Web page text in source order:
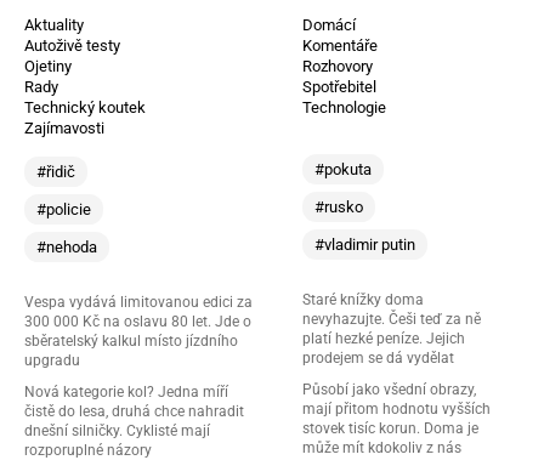
Aktuality
Autoživě testy
Ojetiny
Rady
Technický koutek
Zajímavosti
#řidič
#policie
#nehoda
Vespa vydává limitovanou edici za
300 000 Kč na oslavu 80 let. Jde o
sběratelský kalkul místo jízdního
upgradu
Nová kategorie kol? Jedna míří
čistě do lesa, druhá chce nahradit
dnešní silničky. Cyklisté mají
rozporuplné názory
Domácí
Komentáře
Rozhovory
Spotřebitel
Technologie
#pokuta
#rusko
#vladimir putin
Staré knížky doma
nevyhazujte. Češi teď za ně
platí hezké peníze. Jejich
prodejem se dá vydělat
Působí jako všední obrazy,
mají přitom hodnotu vyšších
stovek tisíc korun. Doma je
může mít kdokoliv z nás